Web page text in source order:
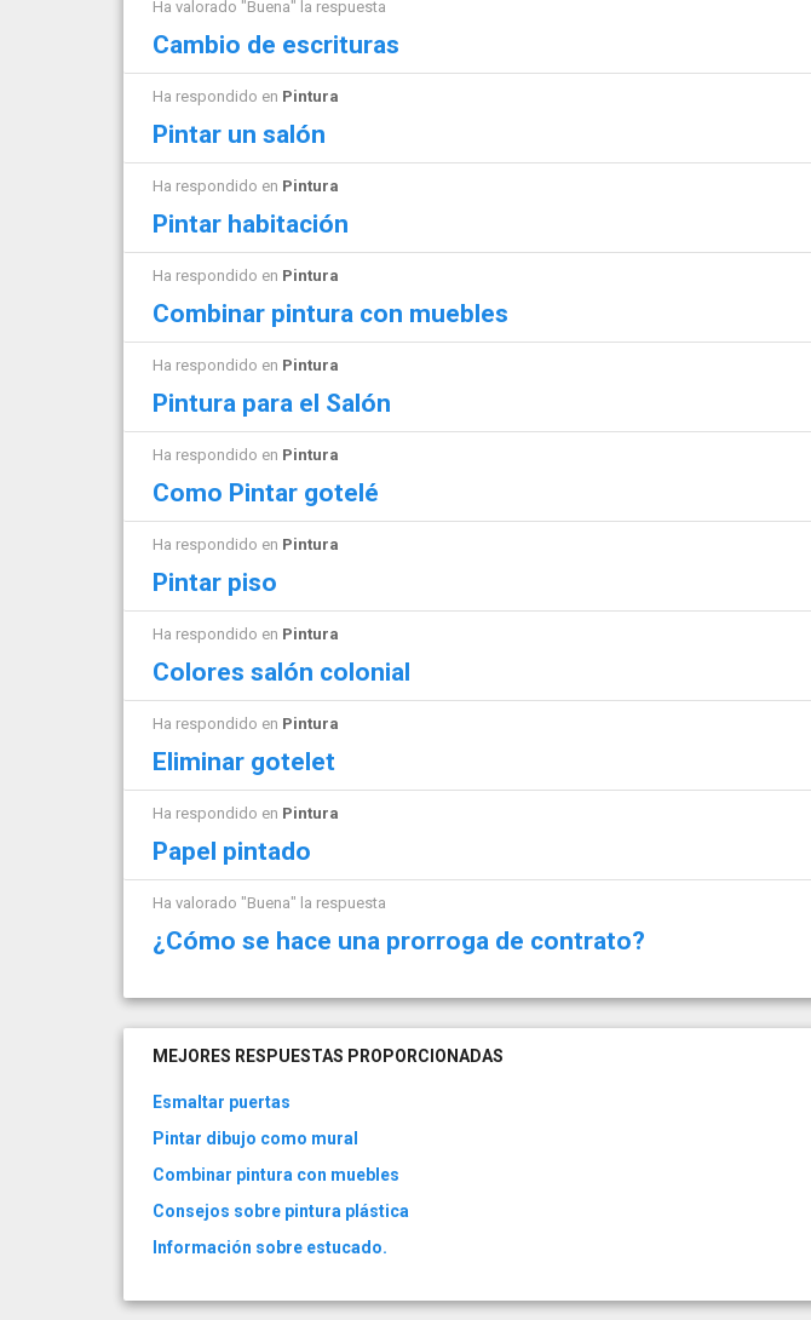
Ha valorado "Buena" la respuesta
Cambio de escrituras
Ha respondido en Pintura
Pintar un salón
Ha respondido en Pintura
Pintar habitación
Ha respondido en Pintura
Combinar pintura con muebles
Ha respondido en Pintura
Pintura para el Salón
Ha respondido en Pintura
Como Pintar gotelé
Ha respondido en Pintura
Pintar piso
Ha respondido en Pintura
Colores salón colonial
Ha respondido en Pintura
Eliminar gotelet
Ha respondido en Pintura
Papel pintado
Ha valorado "Buena" la respuesta
¿Cómo se hace una prorroga de contrato?
MEJORES RESPUESTAS PROPORCIONADAS
Esmaltar puertas
Pintar dibujo como mural
Combinar pintura con muebles
Consejos sobre pintura plástica
Información sobre estucado.